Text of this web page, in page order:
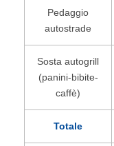
Pedaggio
autostrade
Sosta autogrill
(panini-bibite-
caffè)
Totale